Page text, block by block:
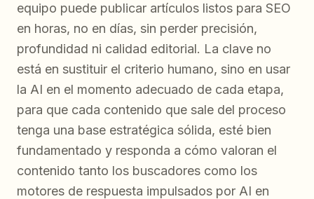
equipo puede publicar artículos listos para SEO
en horas, no en días, sin perder precisión,
profundidad ni calidad editorial. La clave no
está en sustituir el criterio humano, sino en usar
la AI en el momento adecuado de cada etapa,
para que cada contenido que sale del proceso
tenga una base estratégica sólida, esté bien
fundamentado y responda a cómo valoran el
contenido tanto los buscadores como los
motores de respuesta impulsados por AI en